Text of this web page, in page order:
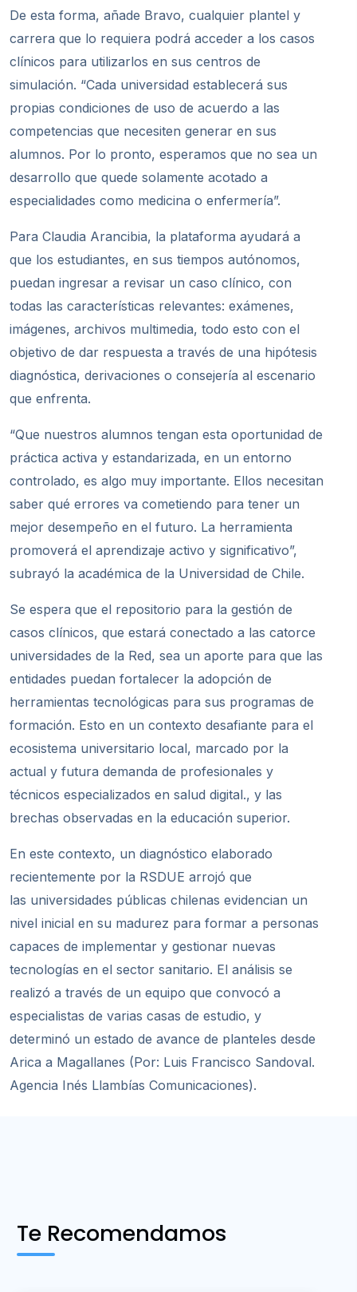
De esta forma, añade Bravo, cualquier plantel y
carrera que lo requiera podrá acceder a los casos
clínicos para utilizarlos en sus centros de
simulación. “Cada universidad establecerá sus
propias condiciones de uso de acuerdo a las
competencias que necesiten generar en sus
alumnos. Por lo pronto, esperamos que no sea un
desarrollo que quede solamente acotado a
especialidades como medicina o enfermería”.
Para Claudia Arancibia, la plataforma ayudará a
que los estudiantes, en sus tiempos autónomos,
puedan ingresar a revisar un caso clínico, con
todas las características relevantes: exámenes,
imágenes, archivos multimedia, todo esto con el
objetivo de dar respuesta a través de una hipótesis
diagnóstica, derivaciones o consejería al escenario
que enfrenta.
“Que nuestros alumnos tengan esta oportunidad de
práctica activa y estandarizada, en un entorno
controlado, es algo muy importante. Ellos necesitan
saber qué errores va cometiendo para tener un
mejor desempeño en el futuro. La herramienta
promoverá el aprendizaje activo y significativo”,
subrayó la académica de la Universidad de Chile.
Se espera que el repositorio para la gestión de
casos clínicos, que estará conectado a las catorce
universidades de la Red, sea un aporte para que las
entidades puedan fortalecer la adopción de
herramientas tecnológicas para sus programas de
formación. Esto en un contexto desafiante para el
ecosistema universitario local, marcado por la
actual y futura demanda de profesionales y
técnicos especializados en salud digital., y las
brechas observadas en la educación superior.
En este contexto, un diagnóstico elaborado
recientemente por la RSDUE arrojó que
las universidades públicas chilenas evidencian un
nivel inicial en su madurez para formar a personas
capaces de implementar y gestionar nuevas
tecnologías en el sector sanitario. El análisis se
realizó a través de un equipo que convocó a
especialistas de varias casas de estudio, y
determinó un estado de avance de planteles desde
Arica a Magallanes (Por: Luis Francisco Sandoval.
Agencia Inés Llambías Comunicaciones).
Te Recomendamos